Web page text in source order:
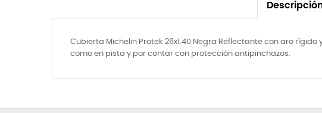
Cubierta Michelin Protek 26x1.40 Negra Reflectante con aro
como en pista y por contar con protección antipinchazos.